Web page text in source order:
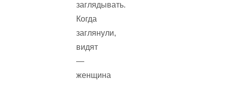
заглядывать.
Когда
заглянули,
видят
—
женщина